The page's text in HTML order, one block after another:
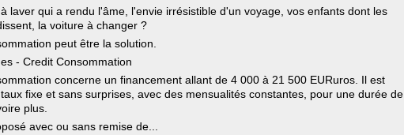
laver qui a rendu l'âme, l'envie irrésistible d'un voyage, vos enfants dont les
la voiture à changer ?
peut être la solution.
- Credit Consommation
concerne un financement allant de 4 000 à 21 500 EURuros. Il est
fixe et sans surprises, avec des mensualités constantes, pour une durée de
plus.
avec ou sans remise de...